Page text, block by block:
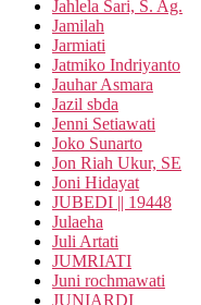
Jahlela Sari, S. Ag.
Jamilah
Jarmiati
Jatmiko Indriyanto
Jauhar Asmara
Jazil sbda
Jenni Setiawati
Joko Sunarto
Jon Riah Ukur, SE
Joni Hidayat
JUBEDI || 19448
Julaeha
Juli Artati
JUMRIATI
Juni rochmawati
JUNIARDI